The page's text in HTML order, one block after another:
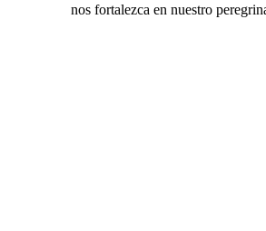
nos fortalezca en nuestro